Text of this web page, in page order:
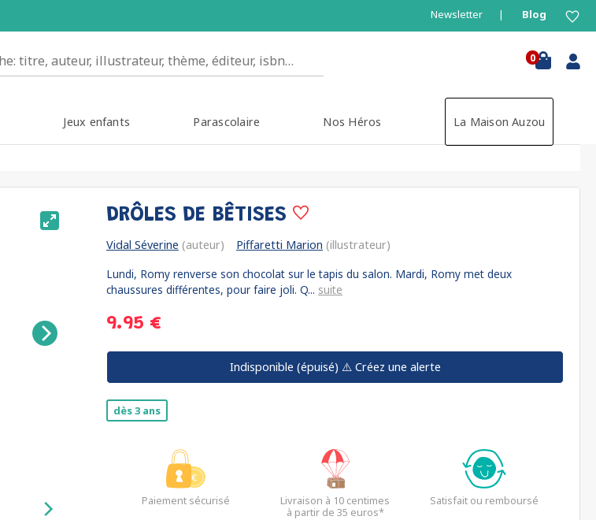
Newsletter Blog
0
Jeux enfants Parascolaire Nos Héros La Maison Auzou
DRÔLES DE BÊTISES
Vidal Séverine (auteur) Piffaretti Marion (illustrateur)
Lundi, Romy renverse son chocolat sur le tapis du salon. Mardi, Romy met deux
chaussures différentes, pour faire joli. Q... suite
9.95 €
Indisponible (épuisé) ⚠️ Créez une alerte
dès 3 ans
Paiement sécurisé
Livraison à 10 centimes
à partir de 35 euros*
Satisfait ou remboursé